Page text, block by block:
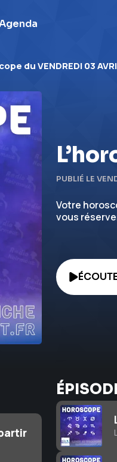
du VENDREDI 03
PUBLIÉ LE
Votre
vous